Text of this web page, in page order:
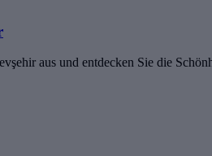
aus und entdecken Sie die